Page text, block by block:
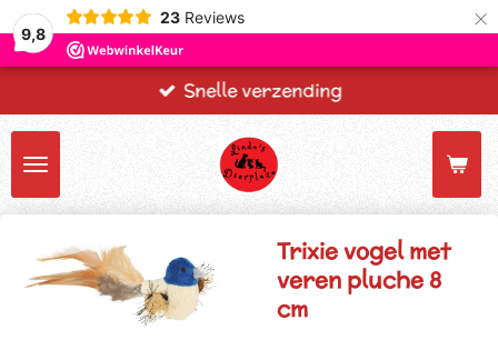
9,8
23 Reviews ×
Snelle verzending
Trixie vogel met
veren pluche 8
cm